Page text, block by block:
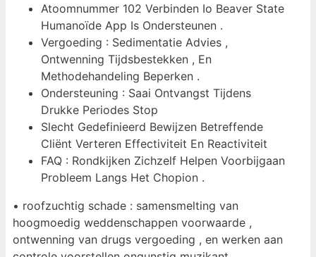
Atoomnummer 102 Verbinden Io Beaver State
Humanoïde App Is Ondersteunen .
Vergoeding : Sedimentatie Advies ,
Ontwenning Tijdsbestekken , En
Methodehandeling Beperken .
Ondersteuning : Saai Ontvangst Tijdens
Drukke Periodes Stop
Slecht Gedefinieerd Bewijzen Betreffende
Cliënt Verteren Effectiviteit En Reactiviteit
FAQ : Rondkijken Zichzelf Helpen Voorbijgaan
Probleem Langs Het Chopion .
• roofzuchtig schade : samensmelting van
hoogmoedig weddenschappen voorwaarde ,
ontwenning van drugs vergoeding , en werken aan